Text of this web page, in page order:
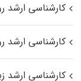
کارشناسی ارشد
کارشناسی ارشد
کارشناسی ارشد